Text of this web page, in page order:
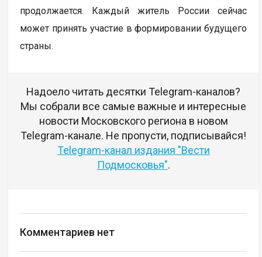
продолжается. Каждый житель России сейчас
может принять участие в формировании будущего
страны.
Надоело читать десятки Telegram-каналов?
Мы собрали все самые важные и интересные
новости Московского региона в новом
Telegram-канале. Не пропусти, подписывайся!
Telegram-канал издания "Вести
Подмосковья".
Комментариев нет